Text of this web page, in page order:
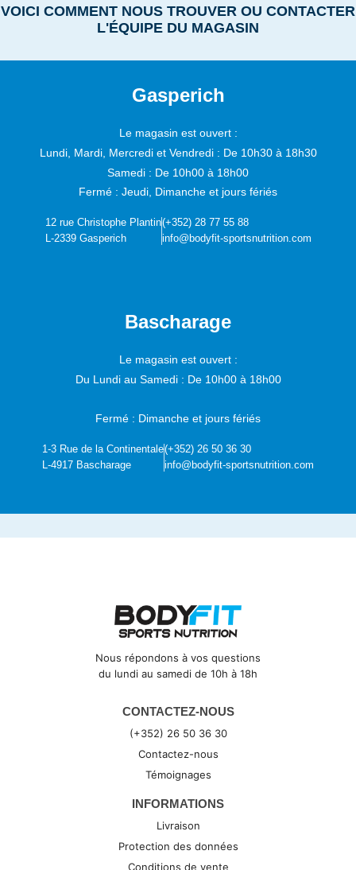
VOICI COMMENT NOUS TROUVER OU CONTACTER
L'ÉQUIPE DU MAGASIN
Gasperich
Le magasin est ouvert :
Lundi, Mardi, Mercredi et Vendredi : De 10h30 à 18h30
Samedi : De 10h00 à 18h00
Fermé : Jeudi, Dimanche et jours fériés
12 rue Christophe Plantin
L-2339 Gasperich
(+352) 28 77 55 88
info@bodyfit-sportsnutrition.com
Bascharage
Le magasin est ouvert :
Du Lundi au Samedi : De 10h00 à 18h00
Fermé : Dimanche et jours fériés
1-3 Rue de la Continentale
L-4917 Bascharage
(+352) 26 50 36 30
info@bodyfit-sportsnutrition.com
Nous répondons à vos questions
du lundi au samedi de 10h à 18h
CONTACTEZ-NOUS
(+352) 26 50 36 30
Contactez-nous
Témoignages
INFORMATIONS
Livraison
Protection des données
Conditions de vente